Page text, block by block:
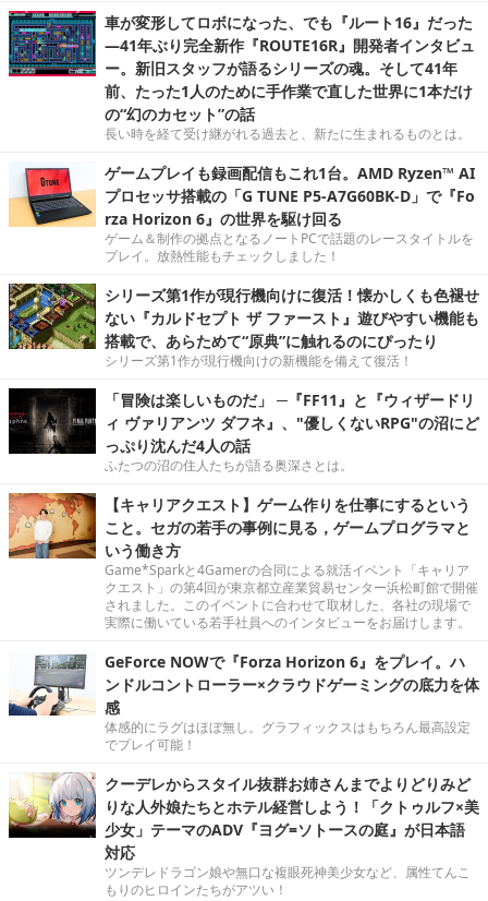
車が変形してロボになった、でも『ルート16』だった
―41年ぶり完全新作『ROUTE16R』開発者インタビュ
ー。新旧スタッフが語るシリーズの魂。そして41年
前、たった1人のために手作業で直した世界に1本だけ
の“幻のカセット”の話
長い時を経て受け継がれる過去と、新たに生まれるものとは。
ゲームプレイも録画配信もこれ1台。AMD Ryzen™ AI
プロセッサ搭載の「G TUNE P5-A7G60BK-D」で『Fo
rza Horizon 6』の世界を駆け回る
ゲーム＆制作の拠点となるノートPCで話題のレースタイトルを
プレイ。放熱性能もチェックしました！
シリーズ第1作が現行機向けに復活！懐かしくも色褪せ
ない『カルドセプト ザ ファースト』遊びやすい機能も
搭載で、あらためて“原典”に触れるのにぴったり
シリーズ第1作が現行機向けの新機能を備えて復活！
「冒険は楽しいものだ」 ─『FF11』と『ウィザードリ
ィ ヴァリアンツ ダフネ』、"優しくないRPG"の沼にど
っぷり沈んだ4人の話
ふたつの沼の住人たちが語る奥深さとは。
【キャリアクエスト】ゲーム作りを仕事にするという
こと。セガの若手の事例に見る，ゲームプログラマと
いう働き方
Game*Sparkと4Gamerの合同による就活イベント「キャリア
クエスト」の第4回が東京都立産業貿易センター浜松町館で開催
されました。このイベントに合わせて取材した、各社の現場で
実際に働いている若手社員へのインタビューをお届けします。
GeForce NOWで『Forza Horizon 6』をプレイ。ハ
ンドルコントローラー×クラウドゲーミングの底力を体
感
体感的にラグはほぼ無し。グラフィックスはもちろん最高設定
でプレイ可能！
クーデレからスタイル抜群お姉さんまでよりどりみど
りな人外娘たちとホテル経営しよう！「クトゥルフ×美
少女」テーマのADV『ヨグ=ソトースの庭』が日本語
対応
ツンデレドラゴン娘や無口な複眼死神美少女など、属性てんこ
もりのヒロインたちがアツい！